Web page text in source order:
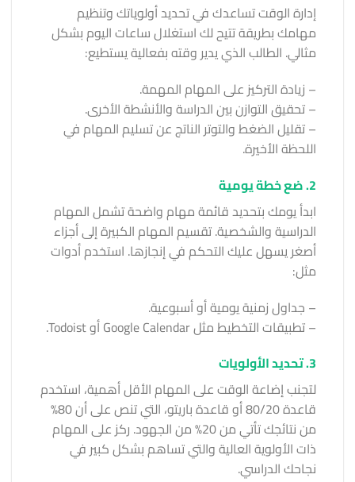
إدارة الوقت تساعدك في تحديد أولوياتك وتنظيم
مهامك بطريقة تتيح لك استغلال ساعات اليوم بشكل
مثالي. الطالب الذي يدير وقته بفعالية يستطيع:
– زيادة التركيز على المهام المهمة.
– تحقيق التوازن بين الدراسة والأنشطة الأخرى.
– تقليل الضغط والتوتر الناتج عن تسليم المهام في
اللحظة الأخيرة.
2. ضع خطة يومية
ابدأ يومك بتحديد قائمة مهام واضحة تشمل المهام
الدراسية والشخصية. تقسيم المهام الكبيرة إلى أجزاء
أصغر يسهل عليك التحكم في إنجازها. استخدم أدوات
مثل:
– جداول زمنية يومية أو أسبوعية.
– تطبيقات التخطيط مثل Google Calendar أو Todoist.
3. تحديد الأولويات
لتجنب إضاعة الوقت على المهام الأقل أهمية، استخدم
قاعدة 80/20 أو قاعدة باريتو، التي تنص على أن 80%
من نتائجك تأتي من 20% من الجهود. ركز على المهام
ذات الأولوية العالية والتي تساهم بشكل كبير في
نجاحك الدراسي.